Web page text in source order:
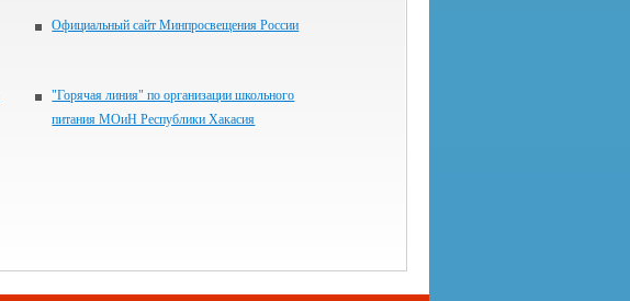
Официальный сайт Минпросвещения России
"Горячая линия" по организации школьного
питания МОиН Республики Хакасия